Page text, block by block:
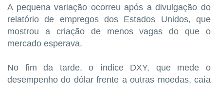
A pequena variação ocorreu após a divulgação do
relatório de empregos dos Estados Unidos, que
mostrou a criação de menos vagas do que o
mercado esperava.
No fim da tarde, o índice DXY, que mede o
desempenho do dólar frente a outras moedas, caía